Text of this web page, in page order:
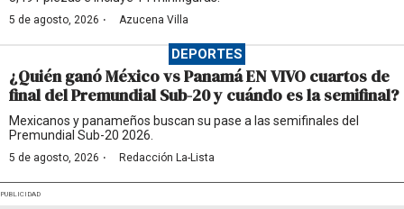
5 de agosto, 2026 · Azucena Villa
DEPORTES
¿Quién ganó México vs Panamá EN VIVO cuartos de
final del Premundial Sub-20 y cuándo es la semifinal?
Mexicanos y panameños buscan su pase a las semifinales del
Premundial Sub-20 2026.
5 de agosto, 2026 · Redacción La-Lista
PUBLICIDAD